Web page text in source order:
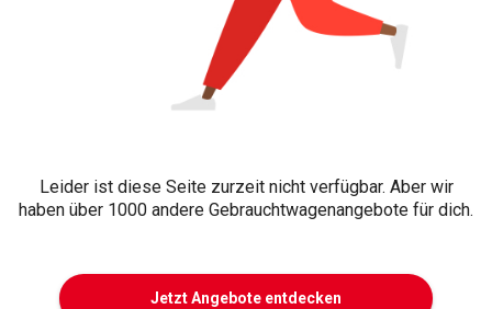
Leider ist diese Seite zurzeit nicht verfügbar. Aber wir
haben über 1000 andere Gebrauchtwagenangebote für dich.
Jetzt Angebote entdecken